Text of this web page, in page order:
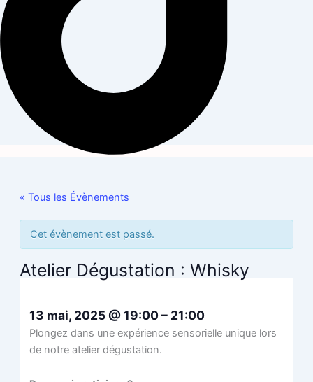
« Tous les Évènements
Cet évènement est passé.
Atelier Dégustation : Whisky
13 mai, 2025 @19:00– 21:00
Plongez dans une expérience sensorielle unique lors
de notre atelier dégustation.